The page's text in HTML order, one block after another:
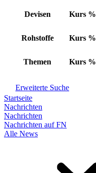
Devisen Kurs %
Rohstoffe Kurs %
Themen Kurs %
Erweiterte Suche
Startseite
Nachrichten
Nachrichten
Nachrichten auf FN
Alle News